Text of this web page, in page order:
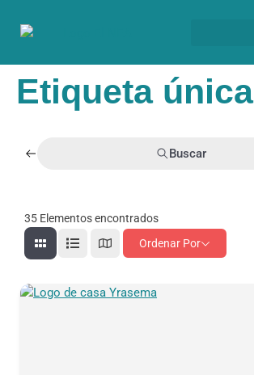
Etiqueta única
Buscar
35 Elementos encontrados
Ordenar Por